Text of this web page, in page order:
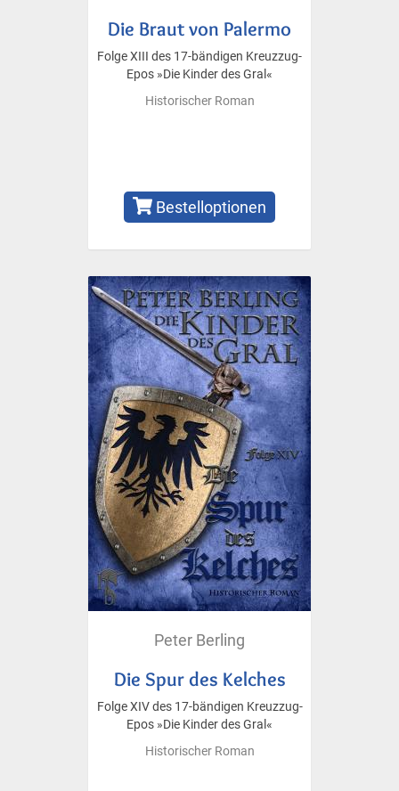
Die Braut von Palermo
Folge XIII des 17-bändigen Kreuzzug-
Epos »Die Kinder des Gral«
Historischer Roman
Bestelloptionen
Peter Berling
Die Spur des Kelches
Folge XIV des 17-bändigen Kreuzzug-
Epos »Die Kinder des Gral«
Historischer Roman